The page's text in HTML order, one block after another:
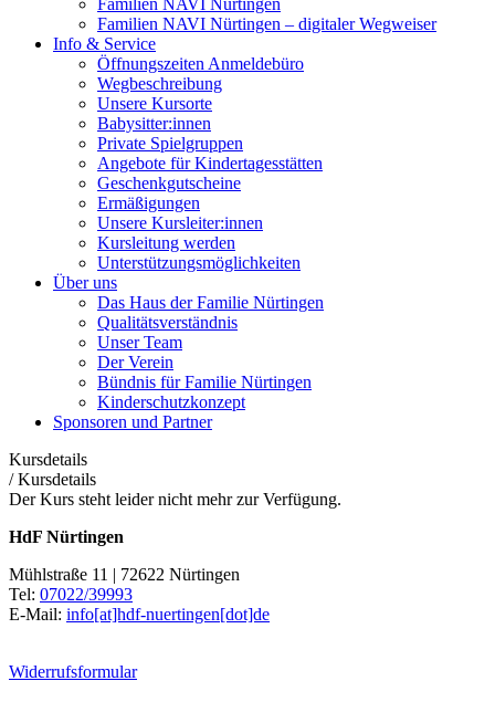
Familien NAVI Nürtingen
Familien NAVI Nürtingen – digitaler Wegweiser
Info & Service
Öffnungszeiten Anmeldebüro
Wegbeschreibung
Unsere Kursorte
Babysitter:innen
Private Spielgruppen
Angebote für Kindertagesstätten
Geschenkgutscheine
Ermäßigungen
Unsere Kursleiter:innen
Kursleitung werden
Unterstützungsmöglichkeiten
Über uns
Das Haus der Familie Nürtingen
Qualitätsverständnis
Unser Team
Der Verein
Bündnis für Familie Nürtingen
Kinderschutzkonzept
Sponsoren und Partner
Kursdetails
/Kursdetails
Der Kurs steht leider nicht mehr zur Verfügung.
HdF Nürtingen
Mühlstraße 11 | 72622 Nürtingen
Tel: 07022/39993
E-Mail: info[at]hdf-nuertingen[dot]de
Widerrufsformular